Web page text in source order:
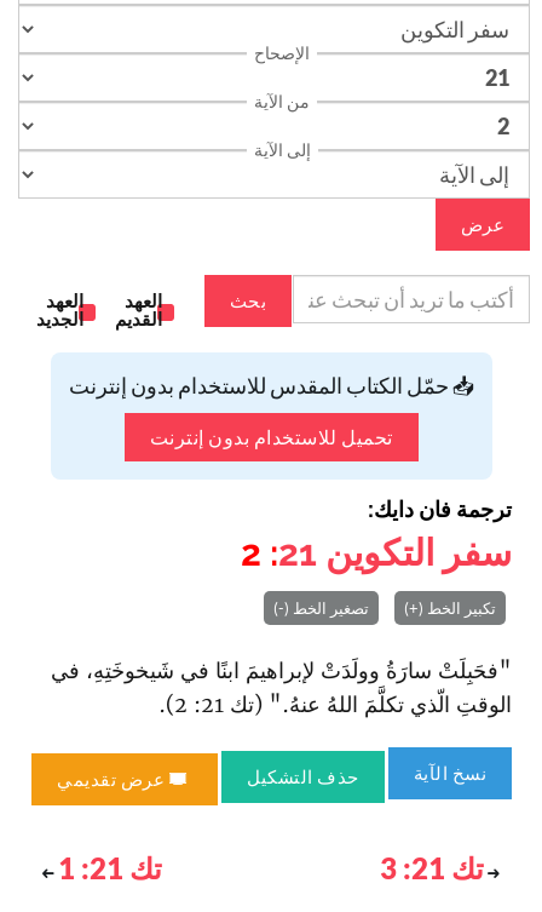
الإصحاح
من الآية
إلى الآية
عرض
بحث
العهد
القديم
العهد
الجديد
📥 حمّل الكتاب المقدس للاستخدام بدون إنترنت
تحميل للاستخدام بدون إنترنت
ترجمة فان دايك:
سفر التكوين 21
: 2
تكبير الخط (+) تصغير الخط (-)
"فحَبِلَتْ سارَةُ وولَدَتْ لإبراهيمَ ابنًا في شَيخوخَتِهِ، في
الوقتِ الّذي تكلَّمَ اللهُ عنهُ." (تك 21: 2).
نسخ الآية حذف التشكيل عرض تقديمي
تك 21: 3 تك 21: 1